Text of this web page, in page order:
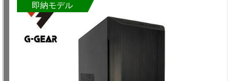
即納モデル